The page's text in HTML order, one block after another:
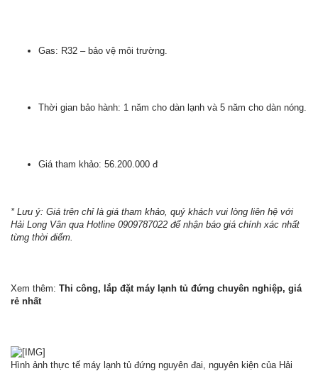
Gas: R32 – bảo vệ môi trường.
Thời gian bảo hành: 1 năm cho dàn lạnh và 5 năm cho dàn nóng.
Giá tham khảo: 56.200.000 đ
* Lưu ý: Giá trên chỉ là giá tham khảo, quý khách vui lòng liên hệ với
Hải Long Vân qua Hotline 0909787022 để nhận báo giá chính xác nhất
từng thời điểm.
Xem thêm: Thi công, lắp đặt máy lạnh tủ đứng chuyên nghiệp, giá
rẻ nhất
Hình ảnh thực tế máy lạnh tủ đứng nguyên đai, nguyên kiện của Hải